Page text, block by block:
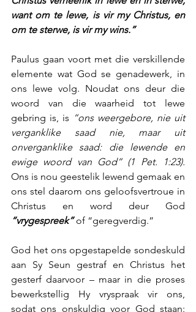
want om te lewe, is vir my Christus, en
om te sterwe, is vir my wins.”
Paulus gaan voort met die verskillende
elemente wat God se genadewerk, in
ons lewe volg. Noudat ons deur die
woord van die waarheid tot lewe
gebring is, is “ons weergebore, nie uit
verganklike saad nie, maar uit
onverganklike saad: die lewende en
ewige woord van God” (1 Pet. 1:23).
Ons is nou geestelik lewend gemaak en
ons stel daarom ons geloofsvertroue in
“vrygespreek” of “geregverdig.”
God het ons opgestapelde sondeskuld
aan Sy Seun gestraf en Christus het
gesterf daarvoor – maar in die proses
bewerkstellig Hy vryspraak vir ons,